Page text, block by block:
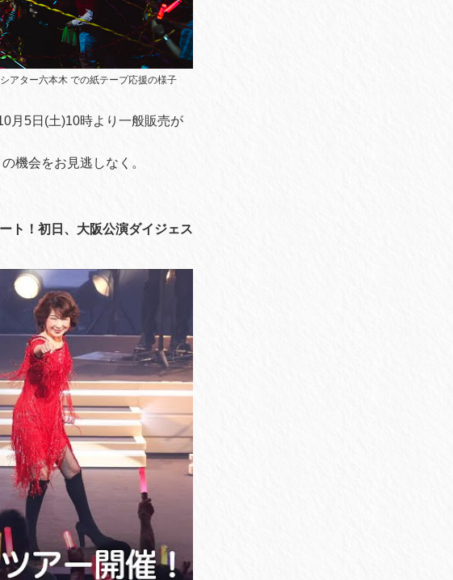
アター六本木 での紙テープ応援の様子
月5日(土)10時より一般販売が
機会をお見逃しなく。
ト！初日、大阪公演ダイジェス